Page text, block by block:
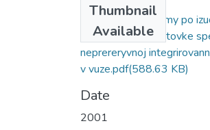
Thumbnail
Available
Aktual'nye problemy po
disciplin po podgotovke
neprereryvnoj
v vuze.pdf(588.63 KB)
Date
2001